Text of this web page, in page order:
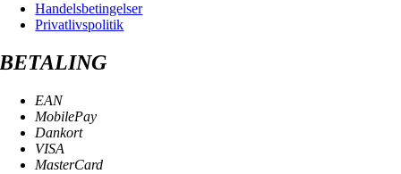
Handelsbetingelser
Privatlivspolitik
BETALING
EAN
MobilePay
Dankort
VISA
MasterCard